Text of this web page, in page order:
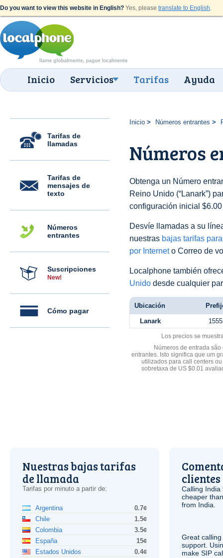
Do you want to view this website in English? Yes, please translate to English.
Inicio Servicios Tarifas Ayuda
Tarifas de
llamadas
Tarifas de
mensajes de
texto
Números
entrantes
Suscripciones
New!
Cómo pagar
Inicio Números entrantes
Números
Obtenga un Número
Reino Unido (“Lanark”)
configuración inicial
Desvíe llamadas a su
nuestras bajas tarifas
por Interneto Correo de
Localphone también
Unido desde cualquier
Ubicación
Lanark 1555
Los precios se
Números de entrada
entrantes. Isto significa que um
utilizados para call centers
sobretaxa de US $0.01
Nuestras bajas tarifas
de llamada
Tarifas por minuto a partir de:
Argentina
0.7¢
Chile
1.5¢
Colombia
3.5¢
España
15¢
Estados Unidos
0.4¢
clientes
Calling
cheaper
from India.
Great
support.
make SIP